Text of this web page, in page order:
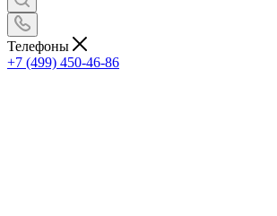
Телефоны
+7 (499) 450-46-86